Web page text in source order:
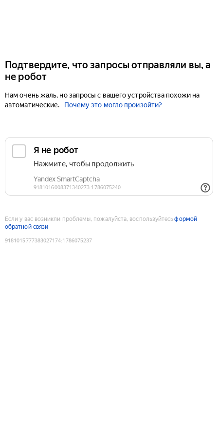
Подтвердите, что запросы отправляли вы, а
не робот
Нам очень жаль, но запросы с вашего устройства похожи на
автоматические.
Почему это могло произойти?
Если у вас возникли проблемы, пожалуйста, воспользуйтесьформой
обратной связи
9181015777383027174:1786075237